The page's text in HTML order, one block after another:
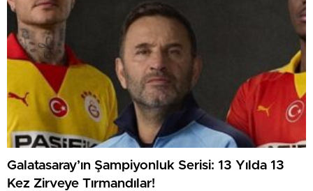
Galatasaray’ın Şampiyonluk Serisi: 13 Yılda 13
Kez Zirveye Tırmandılar!